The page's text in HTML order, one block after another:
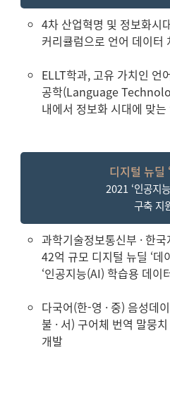
4차 산업혁명 및 정보화시
커리큘럼으로 언어 데이터
ELLT학과, 고유 가치인
공학(Language
내에서 정보화 시대에 맞
디지털 뉴딜
2021 ‘인공지
구축 지
과학기술정보통신부 · 한
42억 규모 디지털 뉴딜 ‘데
‘인공지능(AI) 학습용 데이
다국어(한-영 · 중) 음성데
불 · 서) 구어체 번역 말뭉
개발